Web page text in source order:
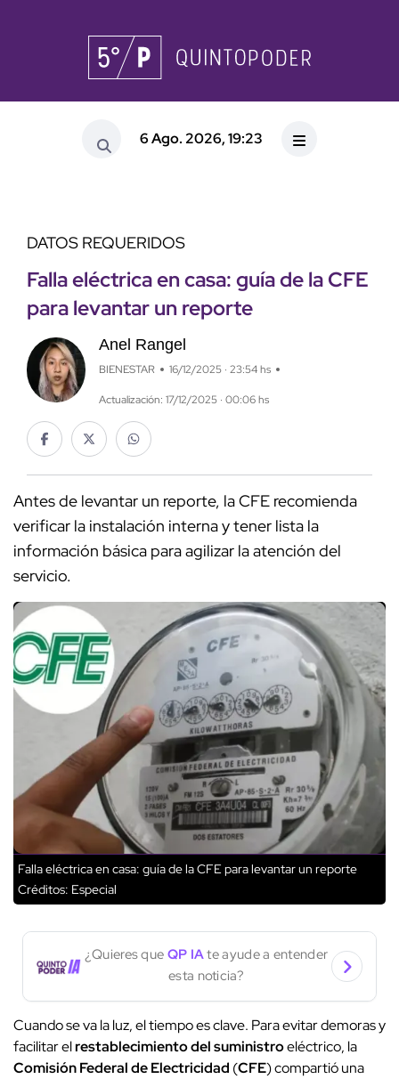
6 Ago. 2026, 19:23
DATOS REQUERIDOS
Falla eléctrica en casa: guía de la CFE
para levantar un reporte
Anel Rangel
BIENESTAR 16/12/2025 · 23:54 hs
Actualización: 17/12/2025 · 00:06 hs
Antes de levantar un reporte, la CFE recomienda
verificar la instalación interna y tener lista la
información básica para agilizar la atención del
servicio.
Falla eléctrica en casa: guía de la CFE para levantar un reporte
Créditos: Especial
¿Quieres que QP IAte ayude a entender
esta noticia?
Cuando se va la luz, el tiempo es clave. Para evitar demoras y
facilitar elrestablecimiento del suministroeléctrico, la
Comisión Federal de Electricidad (CFE) compartió una